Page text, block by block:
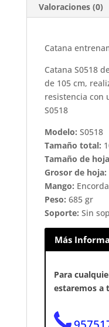
Valoraciones (0)
Catana
Catana S0518
de 105 cm,
resistencia con
S0518
Modelo: S0518
Tamaño total:
Tamaño de
Grosor de hoja:
Mango:
Peso: 685 gr
Soporte: Sin
Más
Para
estaremos a